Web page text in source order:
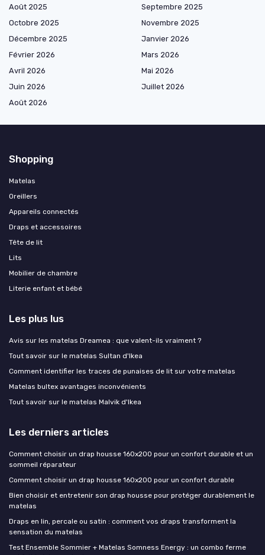
Août 2025
Septembre 2025
Octobre 2025
Novembre 2025
Décembre 2025
Janvier 2026
Février 2026
Mars 2026
Avril 2026
Mai 2026
Juin 2026
Juillet 2026
Août 2026
Shopping
Matelas
Oreillers
Appareils connectés
Draps et accessoires
Tête de lit
Lits
Mobilier de chambre
Literie enfant et bébé
Les plus lus
Avis sur les matelas Dreamea : que valent-ils vraiment ?
Tout savoir sur le matelas Sultan d'Ikea
Comment identifier les traces de punaises de lit sur votre matelas
Matelas bultex avantages inconvénients
Tout savoir sur le matelas Malvik d'Ikea
Les derniers articles
Comment choisir un drap housse 160x200 pour un confort durable et un
sommeil réparateur
Comment choisir un drap housse 160x200 pour un confort durable
Bien choisir et entretenir son drap housse pour protéger durablement le
matelas
Draps en lin, percale ou satin : comment vos draps transforment la
sensation du matelas
Test Ensemble Sommier + Matelas Somness Energy : un combo ferme